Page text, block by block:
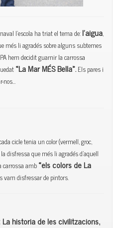
l’escola ha triat el tema de:l’aigua,
més li agradés sobre alguns subtemes
hem decidit guarnir la carrossa
«La Mar MÉS Bella».Els pares i
nos…
cicle tenia un color (vermell, groc,
disfressa que més li agradés d’aquell
carrossa amb«els colors de La
vam disfressar de pintors.
La historia de les civilitzacions,